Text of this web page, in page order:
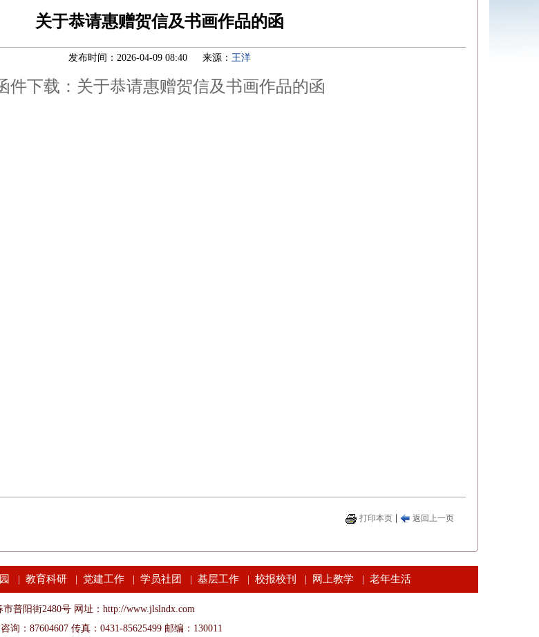
关于恭请惠赠贺信及书画作品的函
发布时间：2026-04-09 08:40 来源： 王洋
件下载：关于恭请惠赠贺信及书画作品的函
打印本页 返回上一页
教育科研 党建工作 学员社团 基层工作 校报校刊 网上教学 老年生活
普阳街2480号 网址：http://www.jlslndx.com
询：87604607 传真：0431-85625499 邮编：130011